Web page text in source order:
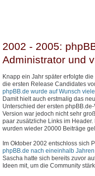
2002 - 2005:
Administrator und
Knapp ein Jahr später erfolgte
die ersten Release Candidates
phpBB.de wurde auf Wunsch
Damit hielt auch erstmalig das
Unterschied der ersten
Version war jedoch nicht sehr
paar zusätzliche Links im
wurden wieder 20000 Beiträge
Im Oktober 2002 entschloss sich
phpBB.de nach eineinhalb
Sascha hatte sich bereits zuvor
Ideen mit, um die Community